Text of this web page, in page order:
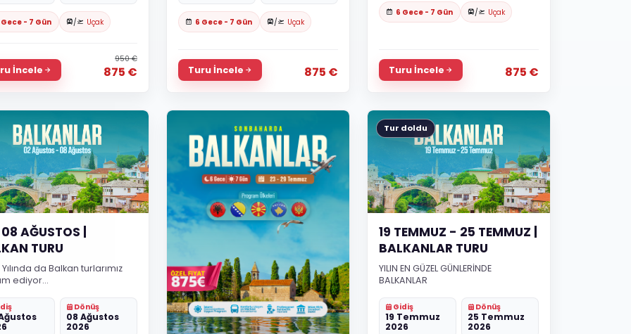
- 7 Gün / Uçak
İncele
950 €
875 €
6 Gece - 7 Gün / Uçak
Turu İncele 875 €
6 Gece - 7 Gün / Uçak
Turu İncele 875 €
AĞUSTOS |
TURU
da Balkan turlarımız
ediyor...
Dönüş
08 Ağustos
2026
Tur doldu
19 TEMMUZ - 25 TEMMUZ |
BALKANLAR TURU
YILIN EN GÜZEL GÜNLERİNDE
BALKANLAR
Gidiş
19 Temmuz
2026
Dönüş
25 Temmuz
2026